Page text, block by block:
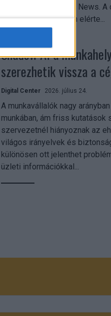
– írja a Broadband TV News.
az átlagos nézőszám elérte...
Shadow AI a
szerezhetik vissza a
Digital Center 2026. július 24.
A munkavállalók nagy
munkában, ám friss kutatások
szervezetnél hiányoznak az
világos irányelvek és
különösen ott jelenthet
üzleti információkkal...